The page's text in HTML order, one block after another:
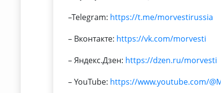
–Telegram: https://t.me/morvestirussia
– Вконтакте: https://vk.com/morvesti
– Яндекс.Дзен: https://dzen.ru/morvesti
– YouTube: https://www.youtube.com/